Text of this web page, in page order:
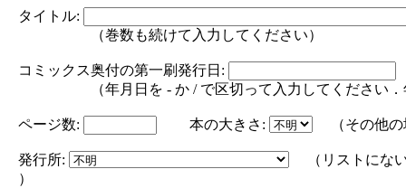
タイトル:
（巻数も続けて入力してください）
コミックス奥付の第一刷発行日:
（年月日を - か / で区切って入力してください．年
ページ数: 本の大きさ: （その他の
発行所:
（リストにな
）